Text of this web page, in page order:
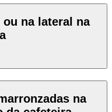
na lateral na
na